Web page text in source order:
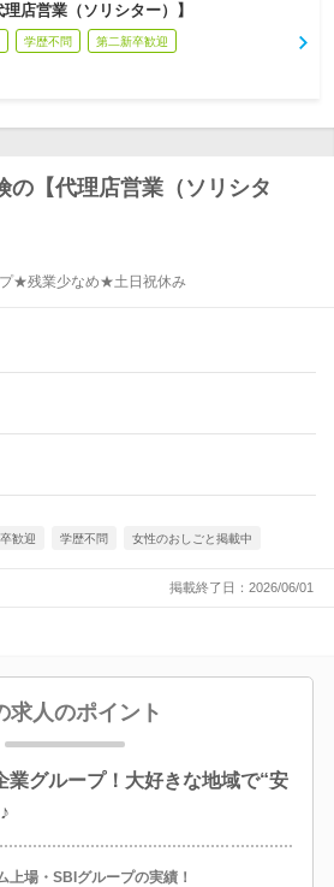
店営業（ソリシター）】
学歴不問 第二新卒歓迎
の【代理店営業（ソリシタ
★残業少なめ★土日祝休み
歓迎 学歴不問 女性のおしごと掲載中
掲載終了日：2026/06/01
求人のポイント
業グループ！大好きな地域で“安
上場・SBIグループの実績！